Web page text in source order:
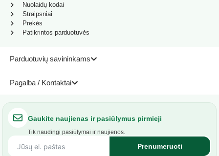
Parduotuvių savininkams
Pagalba / Kontaktai
Nuolaidų kodai
Straipsniai
Prekės
Patikrintos parduotuvės
Gaukite naujienas ir pasiūlymus pirmieji
Tik naudingi pasiūlymai ir naujienos.
Prenumeruoti